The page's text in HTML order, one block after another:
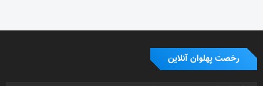
رخصت پهلوان آنلاین